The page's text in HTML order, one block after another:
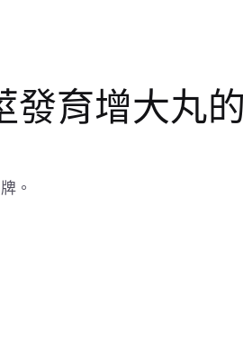
發育增大丸
。